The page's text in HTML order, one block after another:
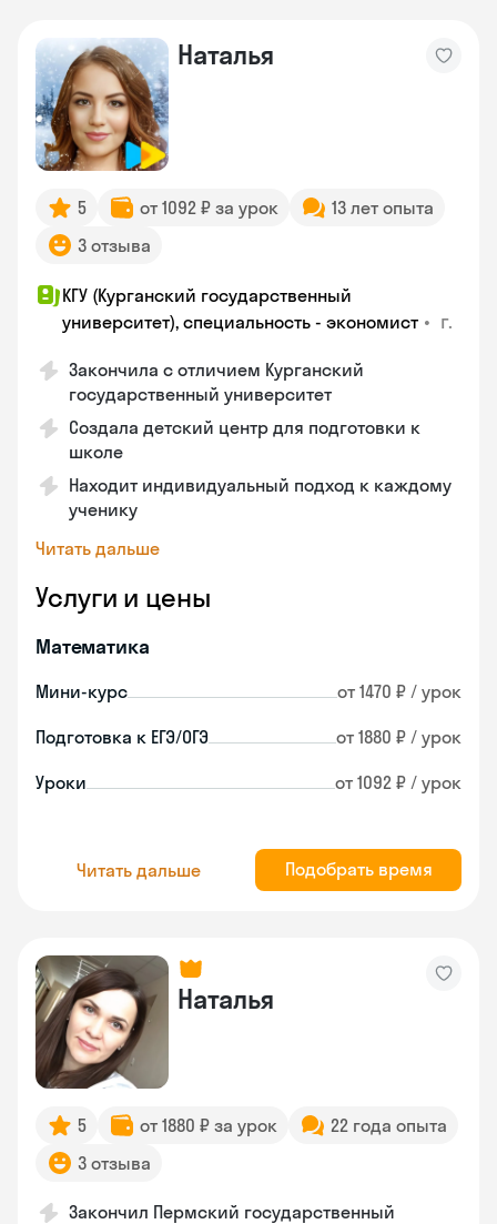
Наталья
5 от 1092 ₽ за урок
13 лет опыта
3 отзыва
КГУ (Курганский государственный
университет), специальность - экономист • г.
Закончила с отличием Курганский
государственный университет
Создала детский центр для подготовки к
школе
Находит индивидуальный подход к каждому
ученику
Читать дальше
Услуги и цены
Математика
Мини-курс от 1470 ₽ / урок
Подготовка к ЕГЭ/ОГЭ от 1880 ₽ / урок
Уроки от 1092 ₽ / урок
Читать дальше Подобрать время
Наталья
5 от 1880 ₽ за урок
22 года опыта
3 отзыва
Закончил Пермский государственный